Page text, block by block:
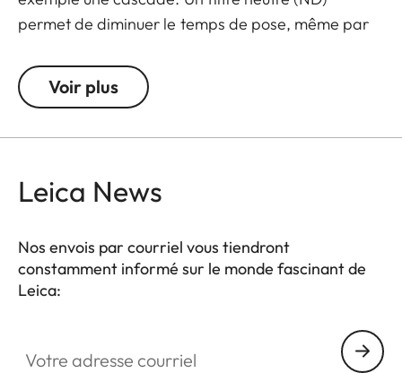
permet de diminuer le temps de pose, même par
lumière qui entre dans l'objectif. Le rendu de
couleurs n'est pas affecté et en contre-jour, les
avec une faible profondeur de champ.
Voir plus
Leica News
Nos envois par courriel vous tiendront
constamment informé sur le monde fascinant de
Leica: